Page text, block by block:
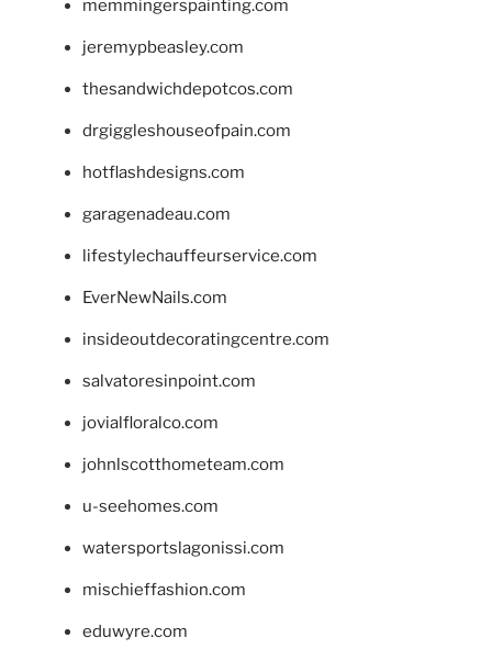
memmingerspainting.com
jeremypbeasley.com
thesandwichdepotcos.com
drgiggleshouseofpain.com
hotflashdesigns.com
garagenadeau.com
lifestylechauffeurservice.com
EverNewNails.com
insideoutdecoratingcentre.com
salvatoresinpoint.com
jovialfloralco.com
johnlscotthometeam.com
u-seehomes.com
watersportslagonissi.com
mischieffashion.com
eduwyre.com